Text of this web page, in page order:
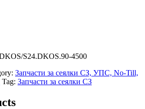
S24.DKOS.90-4500
Запчасти за сеялки СЗ, УПС, No-Till,
Tag: Запчасти за сеялки СЗ